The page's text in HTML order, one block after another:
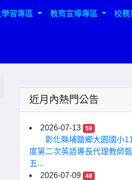
習專區 教育宣導專區
校務
近月內熱門公告
2026-07-13 59
彰化縣埔鹽鄉大園國小
度第二次英語專長代理教師
五...
2026-07-09
48